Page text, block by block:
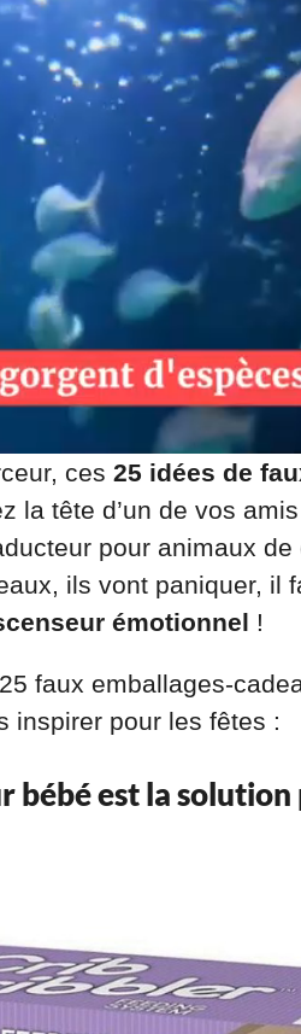
ces 25 idées de
la tête d’un de vos
pour animaux
ils vont paniquer, il
émotionnel !
faux emballages-
inspirer pour les fêtes :
bébé est la solution